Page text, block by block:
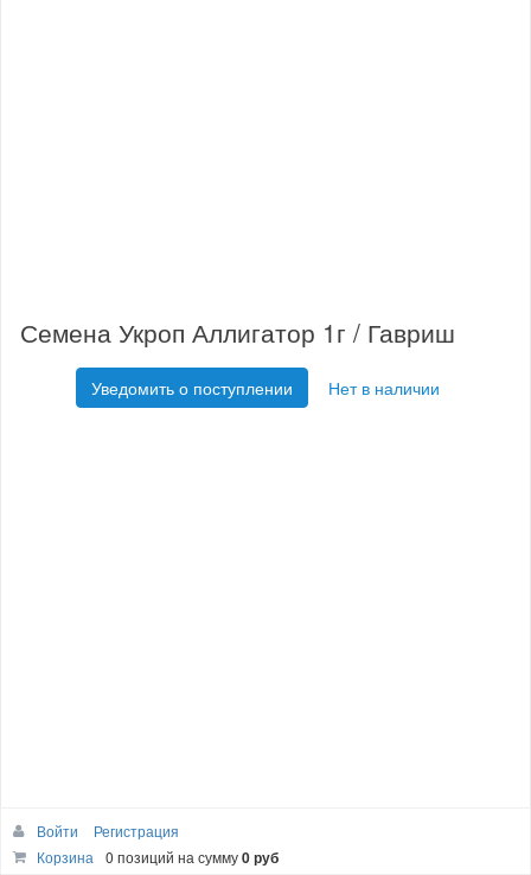
Семена Укроп Аллигатор 1г / Гавриш
Уведомить о поступлении Нет в наличии
Войти
Регистрация
Корзина
0 позиций на сумму0 руб